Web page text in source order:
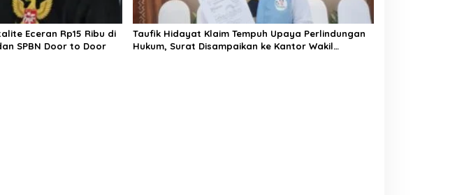
Eceran Rp15 Ribu di
SPBN Door to Door
Taufik Hidayat Klaim Tempuh Upaya Perlindungan
Hukum, Surat Disampaikan ke Kantor Wakil